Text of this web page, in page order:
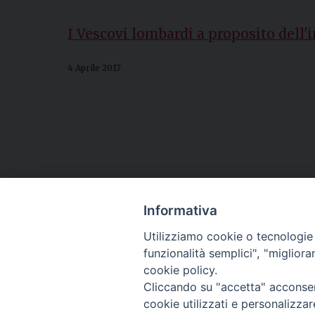
I Vescovi lombardi a proposito
4 Aprile 2017
Conferenza
Episcopale
Lombarda
(CEL)
Informativa
Utilizziamo cookie o
funzionalità semplici",
cookie policy.
Cliccando su "accetta"
cookie utilizzati e